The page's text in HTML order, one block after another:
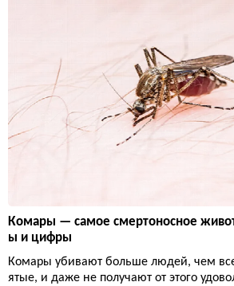
Комары — самое смертоносное
ы и цифры
Комары убивают больше людей, чем
ятые, и даже не получают от этого